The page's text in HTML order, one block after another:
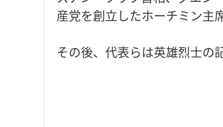
産党を創立したホーチミン主
その後、代表らは英雄烈士の